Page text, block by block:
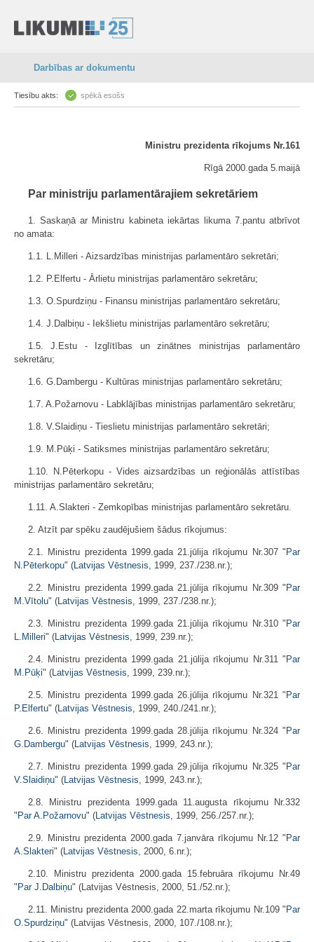
Darbības ar dokumentu
Tiesību akts: spēkā esošs
Ministru prezidenta rīkojums Nr.161
Rīgā 2000.gada 5.maijā
Par ministriju parlamentārajiem sekretāriem
1. Saskaņā ar Ministru kabineta iekārtas likuma 7.pantu atbrīvot
no amata:
1.1. L.Milleri - Aizsardzības ministrijas parlamentāro sekretāri;
1.2. P.Elfertu - Ārlietu ministrijas parlamentāro sekretāru;
1.3. O.Spurdziņu - Finansu ministrijas parlamentāro sekretāru;
1.4. J.Dalbiņu - Iekšlietu ministrijas parlamentāro sekretāru;
1.5. J.Estu - Izglītības un zinātnes ministrijas parlamentāro
sekretāru;
1.6. G.Dambergu - Kultūras ministrijas parlamentāro sekretāru;
1.7. A.Požarnovu - Labklājības ministrijas parlamentāro sekretāru;
1.8. V.Slaidiņu - Tieslietu ministrijas parlamentāro sekretāri;
1.9. M.Pūķi - Satiksmes ministrijas parlamentāro sekretāru;
1.10. N.Pēterkopu - Vides aizsardzības un reģionālās attīstības
ministrijas parlamentāro sekretāru;
1.11. A.Slakteri - Zemkopības ministrijas parlamentāro sekretāru.
2. Atzīt par spēku zaudējušiem šādus rīkojumus:
2.1. Ministru prezidenta 1999.gada 21.jūlija rīkojumu Nr.307 " Par
N.Pēterkopu" (Latvijas Vēstnesis, 1999, 237./238.nr.);
2.2. Ministru prezidenta 1999.gada 21.jūlija rīkojumu Nr.309 " Par
M.Vītolu" (Latvijas Vēstnesis, 1999, 237./238.nr.);
2.3. Ministru prezidenta 1999.gada 21.jūlija rīkojumu Nr.310 " Par
L.Milleri" (Latvijas Vēstnesis, 1999, 239.nr.);
2.4. Ministru prezidenta 1999.gada 21.jūlija rīkojumu Nr.311 " Par
M.Pūķi" (Latvijas Vēstnesis, 1999, 239.nr.);
2.5. Ministru prezidenta 1999.gada 26.jūlija rīkojumu Nr.321 " Par
P.Elfertu" (Latvijas Vēstnesis, 1999, 240./241.nr.);
2.6. Ministru prezidenta 1999.gada 28.jūlija rīkojumu Nr.324 " Par
G.Dambergu" (Latvijas Vēstnesis, 1999, 243.nr.);
2.7. Ministru prezidenta 1999.gada 29.jūlija rīkojumu Nr.325 " Par
V.Slaidiņu" (Latvijas Vēstnesis, 1999, 243.nr.);
2.8. Ministru prezidenta 1999.gada 11.augusta rīkojumu Nr.332
" Par A.Požarnovu" (Latvijas Vēstnesis, 1999, 256./257.nr.);
2.9. Ministru prezidenta 2000.gada 7.janvāra rīkojumu Nr.12 " Par
A.Slakteri" (Latvijas Vēstnesis, 2000, 6.nr.);
2.10. Ministru prezidenta 2000.gada 15.februāra rīkojumu Nr.49
" Par J.Dalbiņu" (Latvijas Vēstnesis, 2000, 51./52.nr.);
2.11. Ministru prezidenta 2000.gada 22.marta rīkojumu Nr.109 " Par
O.Spurdziņu" (Latvijas Vēstnesis, 2000, 107./108.nr.);